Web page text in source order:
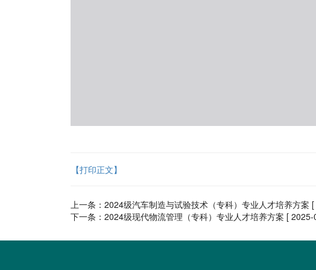
【打印正文】
上一条： 2024级汽车制造与试验技术（专科）专业人才培养方案
下一条： 2024级现代物流管理（专科）专业人才培养方案 [ 2025-